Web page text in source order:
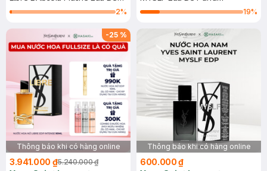
Parfum
2% 19%
-25 %
Thông báo khi có hàng online
3.941.000 ₫5.240.000 ₫
Thông báo khi có hàng online
600.000 ₫